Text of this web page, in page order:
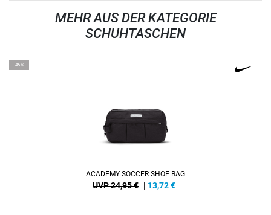
MEHR AUS DER KATEGORIE
SCHUHTASCHEN
-45%
ACADEMY SOCCER SHOE BAG
UVP 24,95 € | 13,72€